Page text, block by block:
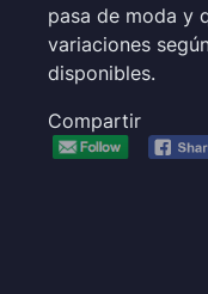
pasa de moda y
variaciones
disponibles.
Compartir